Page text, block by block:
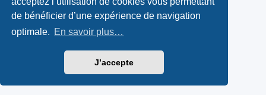
de bénéficier d’une expérience de navigation
optimale. En savoir plus…
J’accepte